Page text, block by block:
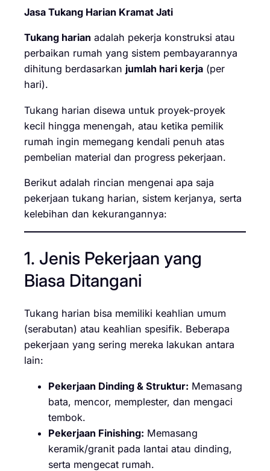
Jasa Tukang Harian Kramat Jati
Tukang harian adalah pekerja konstruksi atau
perbaikan rumah yang sistem pembayarannya
dihitung berdasarkan jumlah hari kerja (per
hari).
Tukang harian disewa untuk proyek-proyek
kecil hingga menengah, atau ketika pemilik
rumah ingin memegang kendali penuh atas
pembelian material dan progress pekerjaan.
Berikut adalah rincian mengenai apa saja
pekerjaan tukang harian, sistem kerjanya, serta
kelebihan dan kekurangannya:
1. Jenis Pekerjaan yang
Biasa Ditangani
Tukang harian bisa memiliki keahlian umum
(serabutan) atau keahlian spesifik. Beberapa
pekerjaan yang sering mereka lakukan antara
lain:
Pekerjaan Dinding & Struktur: Memasang
bata, mencor, memplester, dan mengaci
tembok.
Pekerjaan Finishing: Memasang
keramik/granit pada lantai atau dinding,
serta mengecat rumah.